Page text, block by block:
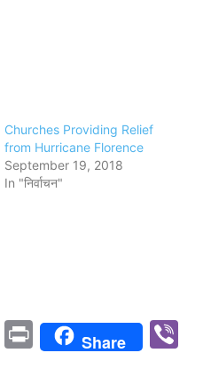
Churches Providing Relief
from Hurricane Florence
September 19, 2018
In "निर्वाचन"
LinkedIn
PrintShare